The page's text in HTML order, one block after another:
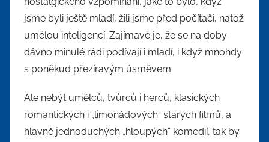
jsme byli ještě mladí, žili jsme před počítači, natož
umělou inteligencí. Zajímavé je, že se na doby
dávno minulé rádi podívají i mladí, i když mnohdy
s poněkud přezíravým úsměvem.
Ale nebýt umělců, tvůrců i herců, klasických
romantických i „limonádových“ starých filmů, a
hlavně jednoduchých „hloupých“ komedií, tak by